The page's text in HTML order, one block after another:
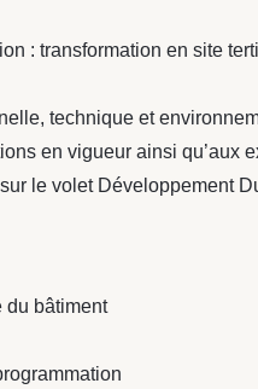
: transformation en site
technique et
en vigueur ainsi qu’aux
le volet Développement
du bâtiment